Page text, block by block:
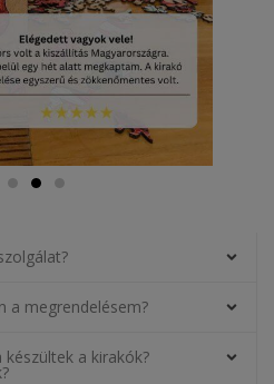
a megrendelésem?
a kirakók?